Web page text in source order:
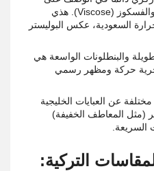
خامات مثل القطن (Cotton) والفسكوز (Viscose). هذي
السعودية، عكس البوليستر
والبنطلونات الواسعة هي
حرية حركة ومظهر رسمي
عن العبايات الخليجية
(مثل المعاطف الخفيفة)
السريعة.
التركية: